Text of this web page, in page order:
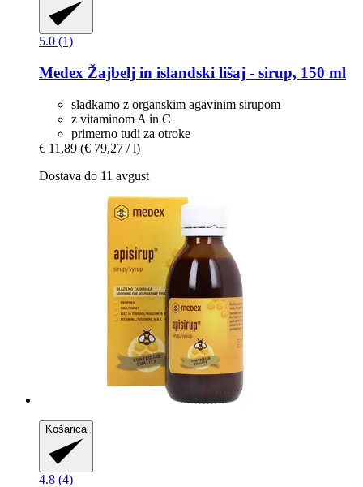
5.0 (1)
Medex Žajbelj in islandski lišaj -​ sirup, 150 ml
sladkamo z organskim agavinim sirupom
z vitaminom A in C
primerno tudi za otroke
€ 11,89 (€ 79,27 / l)
Dostava do 11 avgust
Košarica
4.8 (4)